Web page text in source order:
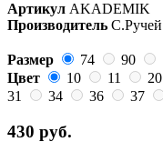
Артикул AKADEMIK
Производитель С.Ручей
Размер 74 90
Цвет
10 11 20
31
34 36 37
430 руб.